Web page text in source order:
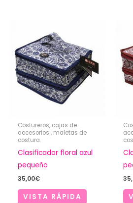
Costureros, cajas de
accesorios , maletas de
costura.
Clasificador floral azul
pequeño
35,00€
VISTA RÁPIDA